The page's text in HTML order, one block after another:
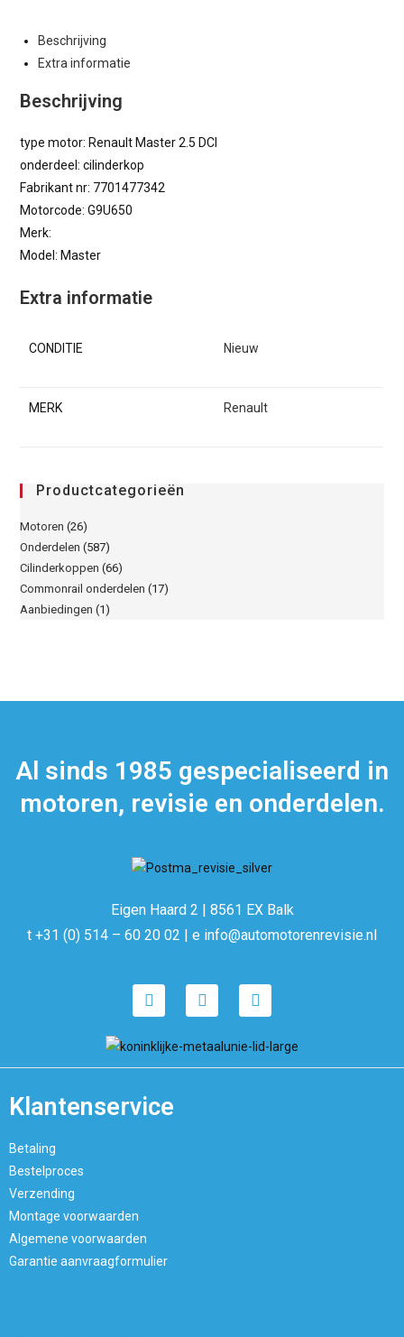
Beschrijving
Extra informatie
Beschrijving
type motor: Renault Master 2.5 DCI
onderdeel: cilinderkop
Fabrikant nr: 7701477342
Motorcode: G9U650
Merk:
Model: Master
Extra informatie
CONDITIE Nieuw
MERK Renault
Productcategorieën
Motoren (26)
Onderdelen (587)
Cilinderkoppen (66)
Commonrail onderdelen (17)
Aanbiedingen (1)
Al sinds 1985 gespecialiseerd in
motoren, revisie en onderdelen.
Eigen Haard 2 | 8561 EX Balk
t +31 (0) 514 – 60 20 02 | e info@automotorenrevisie.nl
Klantenservice
Betaling
Bestelproces
Verzending
Montage voorwaarden
Algemene voorwaarden
Garantie aanvraagformulier